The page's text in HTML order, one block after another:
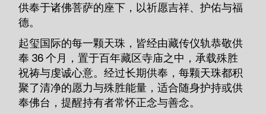
供奉于诸佛菩萨的座下，以祈愿吉祥、护佑与福
德。
起玺国际的每一颗天珠，皆经由藏传仪轨恭敬供
奉 36 个月，置于百年藏区寺庙之中，承载殊胜
祝祷与虔诚心意。经过长期供奉，每颗天珠都积
聚了清净的愿力与殊胜能量，适合随身护持或供
奉佛台，提醒持有者常怀正念与善念。